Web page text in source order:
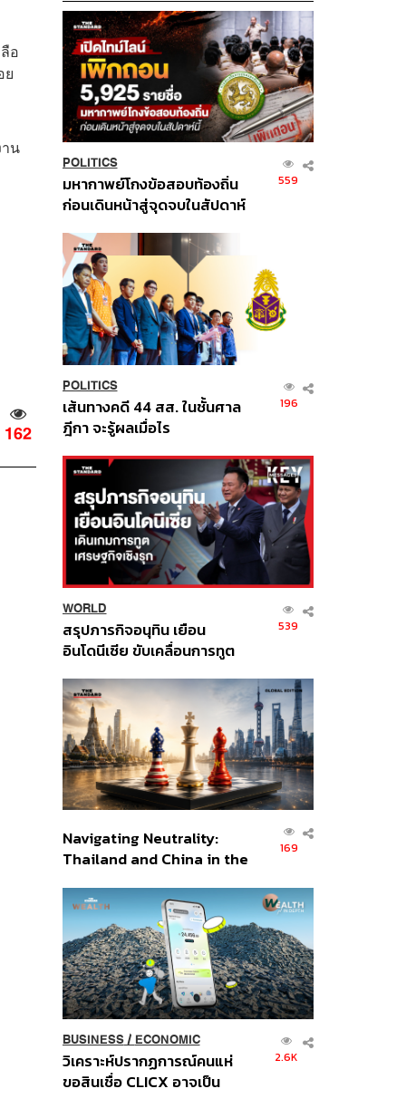
อ
ย
น
162
POLITICS
มหากาพย์โกงข้อสอบท้องถิ่น
ก่อนเดินหน้าสู่จุดจบในสัปดาห์
559
POLITICS
เส้นทางคดี 44 สส. ในชั้นศาล
ฎีกา จะรู้ผลเมื่อไร
196
WORLD
สรุปภารกิจอนุทิน เยือน
อินโดนีเซีย ขับเคลื่อนการทูต
ส่วนยุทธศาสตร์ไทย –
อินโดนีเซีย
539
Navigating Neutrality:
Thailand and China in the
Order
169
BUSINESS/ ECONOMIC
วิเคราะห์ปรากฏการณ์คนแห่
ขอสินเชื่อ CLICX อาจเป็น
2.6K